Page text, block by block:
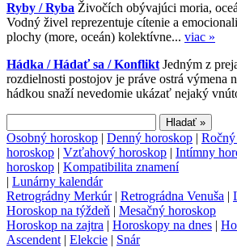
Ryby / Ryba Živočích obývajúci moria,
Vodný živel reprezentuje cítenie a
plochy (more, oceán) kolektívne... viac »
Hádka / Hádať sa / Konflikt Jedným z
rozdielnosti postojov je práve ostrá výmena
hádkou snaží nevedomie ukázať nejaký
Osobný horoskop | Denný horoskop |
horoskop | Vzťahový horoskop | Intímny
horoskop | Kompatibilita znamení
| Lunárny kalendár
Retrográdny Merkúr| Retrográdna Venuša |
Horoskop na týždeň | Mesačný horoskop
Horoskop na zajtra | Horoskopy na dnes |
Ascendent | Elekcie | Snár